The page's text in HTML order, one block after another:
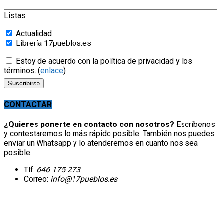
Listas
Actualidad
Librería 17pueblos.es
Estoy de acuerdo con la política de privacidad y los
términos. (enlace)
CONTACTAR
¿Quieres ponerte en contacto con nosotros? Escríbenos
y contestaremos lo más rápido posible. También nos puedes
enviar un Whatsapp y lo atenderemos en cuanto nos sea
posible.
Tlf: 646 175 273
Correo: info@17pueblos.es